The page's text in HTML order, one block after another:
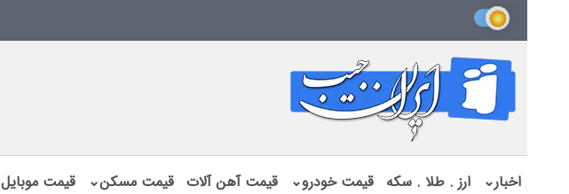
اخبار⌄ ارز . طلا . سکه قیمت خودرو⌄ قیمت آهن آلات قیمت مسکن⌄ قیمت موبایل